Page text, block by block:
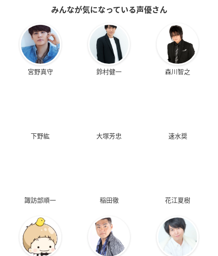
みんなが気になっている声優さん
宮野真守 鈴村健一 森川智之
下野紘 大塚芳忠 速水奨
諏訪部順一 稲田徹 花江夏樹